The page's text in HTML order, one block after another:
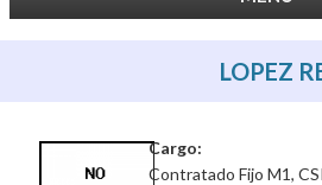
LOPEZ
Cargo:
Contratado Fijo M1,